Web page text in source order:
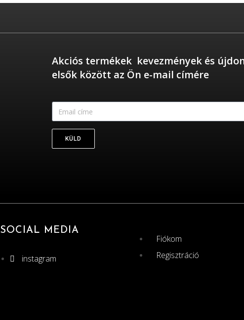
Akciós termékek kevezmények és
elsők között az Ön e-mail címére
KÜLD
SOCIAL MEDIA
instagram
Fiókom
Regisztráció